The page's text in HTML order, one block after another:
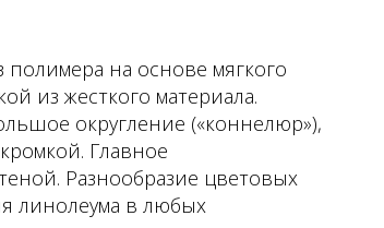
на основе мягкого
из жесткого материала.
округление («коннелюр»),
Главное
Разнообразие цветовых
линолеума в любых